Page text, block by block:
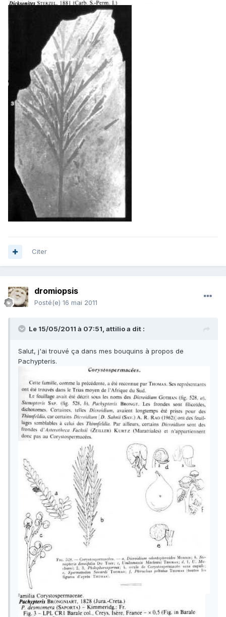
Citer
dromiopsis
Posté(e) 16 mai 2011
Le 15/05/2011 à 07:51, attilio a dit :
Salut, j'ai trouvé ça dans mes bouquins à propos de
Pachypteris.